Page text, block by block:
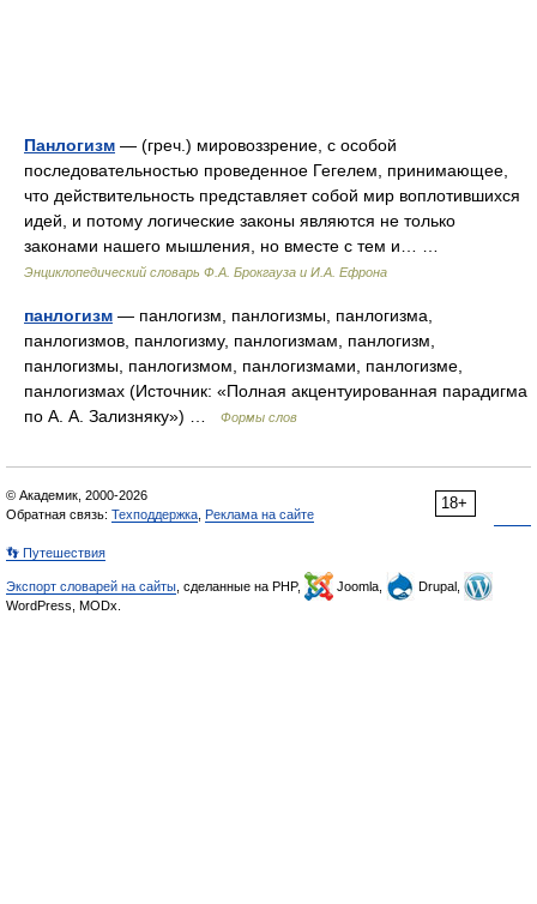
Панлогизм — (греч.) мировоззрение, с особой
последовательностью проведенное Гегелем, принимающее,
что действительность представляет собой мир воплотившихся
идей, и потому логические законы являются не только
законами нашего мышления, но вместе с тем и… …
Энциклопедический словарь Ф.А. Брокгауза и И.А. Ефрона
панлогизм — панлогизм, панлогизмы, панлогизма,
панлогизмов, панлогизму, панлогизмам, панлогизм,
панлогизмы, панлогизмом, панлогизмами, панлогизме,
панлогизмах (Источник: «Полная акцентуированная парадигма
по А. А. Зализняку») …
Формы слов
18+
© Академик, 2000-2026
Обратная связь: Техподдержка Реклама на сайте
👣 Путешествия
Экспорт словарей на сайты , сделанные на PHP, Joomla,
Drupal,
WordPress, MODx.